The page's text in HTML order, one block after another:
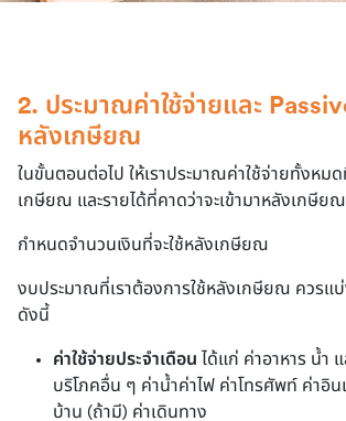
2. ประมาณค่าใช้จ่ายและ
หลังเกษียณ
ในขั้นตอนต่อไป ให้เราประมาณค่าใช้จ่ายทั้งหมด
เกษียณ และรายได้ที่คาดว่าจะเข้ามาหลังเกษียณ
กำหนดจำนวนเงินที่จะใช้หลังเกษียณ
งบประมาณที่เราต้องการใช้หลังเกษียณ ควรแ
ดังนี้
ค่าใช้จ่ายประจำเดือน ได้แก่ ค่าอาหาร น้ำ
บริโภคอื่น ๆ ค่าน้ำค่าไฟ ค่าโทรศัพท์ ค่าอิน
บ้าน (ถ้ามี) ค่าเดินทาง